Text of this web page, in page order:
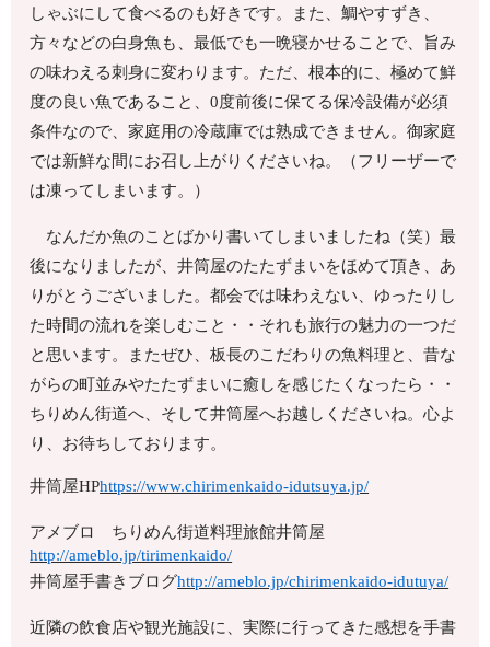
しゃぶにして食べるのも好きです。また、鯛やすずき、
方々などの白身魚も、最低でも一晩寝かせることで、旨み
の味わえる刺身に変わります。ただ、根本的に、極めて鮮
度の良い魚であること、0度前後に保てる保冷設備が必須
条件なので、家庭用の冷蔵庫では熟成できません。御家庭
では新鮮な間にお召し上がりくださいね。（フリーザーで
は凍ってしまいます。）
なんだか魚のことばかり書いてしまいましたね（笑）最
後になりましたが、井筒屋のたたずまいをほめて頂き、あ
りがとうございました。都会では味わえない、ゆったりし
た時間の流れを楽しむこと・・それも旅行の魅力の一つだ
と思います。またぜひ、板長のこだわりの魚料理と、昔な
がらの町並みやたたずまいに癒しを感じたくなったら・・
ちりめん街道へ、そして井筒屋へお越しくださいね。心よ
り、お待ちしております。
井筒屋HPhttps://www.chirimenkaido-idutsuya.jp/
アメブロ ちりめん街道料理旅館井筒屋
http://ameblo.jp/tirimenkaido/
井筒屋手書きブログhttp://ameblo.jp/chirimenkaido-idutuya/
近隣の飲食店や観光施設に、実際に行ってきた感想を手書